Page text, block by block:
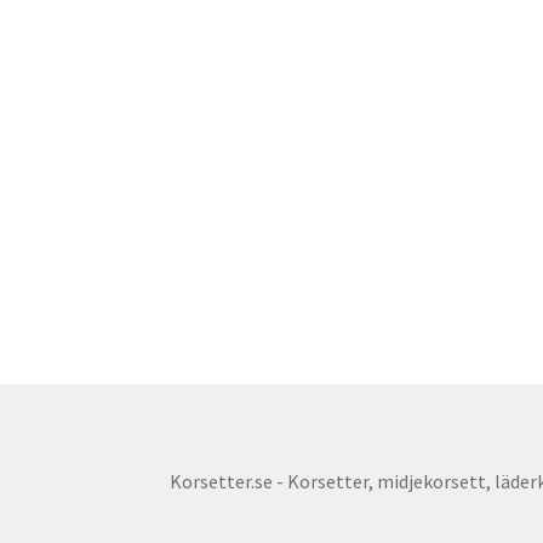
Korsetter.se - Korsetter, midjekorsett,